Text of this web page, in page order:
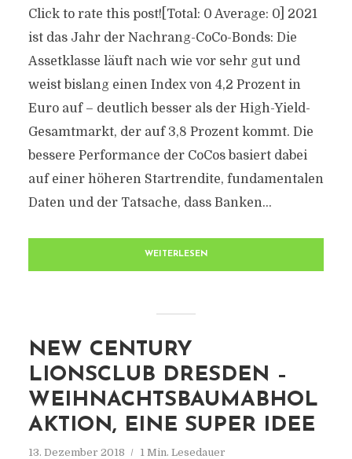
Click to rate this post![Total: 0 Average: 0] 2021
ist das Jahr der Nachrang-CoCo-Bonds: Die
Assetklasse läuft nach wie vor sehr gut und
weist bislang einen Index von 4,2 Prozent in
Euro auf – deutlich besser als der High-Yield-
Gesamtmarkt, der auf 3,8 Prozent kommt. Die
bessere Performance der CoCos basiert dabei
auf einer höheren Startrendite, fundamentalen
Daten und der Tatsache, dass Banken...
WEITERLESEN
NEW CENTURY
LIONSCLUB DRESDEN –
WEIHNACHTSBAUMABHOL
AKTION, EINE SUPER IDEE
13. Dezember 2018 1 Min. Lesedauer